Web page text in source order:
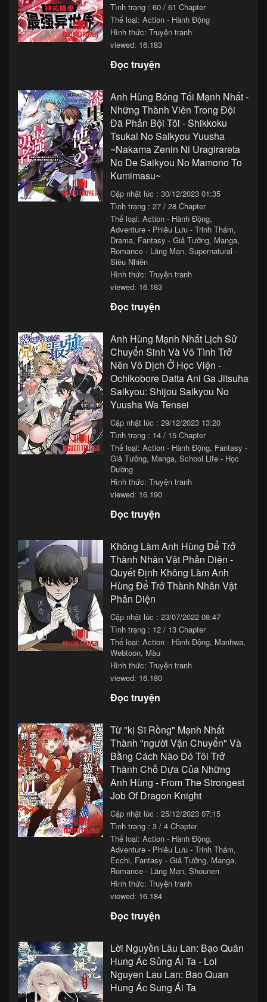
Tình trạng : 60 / 61 Chapter
Thể loại: Action - Hành Động
Hình thức: Truyện tranh
viewed: 16.183
Đọc truyện
Anh Hùng Bóng Tối Mạnh Nhất -
Những Thành Viên Trong Đội
Đã Phản Bội Tôi - Shikkoku
Tsukai No Saikyou Yuusha
~Nakama Zenin Ni Uragirareta
No De Saikyou No Mamono To
Kumimasu~
Cập nhật lúc : 30/12/2023 01:35
Tình trạng : 27 / 28 Chapter
Thể loại: Action - Hành Động,
Adventure - Phiêu Lưu - Trinh Thám,
Drama, Fantasy - Giả Tưởng, Manga,
Romance - Lãng Mạn, Supernatural -
Siêu Nhiên
Hình thức: Truyện tranh
viewed: 16.183
Đọc truyện
Anh Hùng Mạnh Nhất Lịch Sử
Chuyển Sinh Và Vô Tình Trở
Nên Vô Dịch Ở Học Viện -
Ochikobore Datta Ani Ga Jitsuha
Saikyou: Shijou Saikyou No
Yuusha Wa Tensei
Cập nhật lúc : 29/12/2023 13:20
Tình trạng : 14 / 15 Chapter
Thể loại: Action - Hành Động, Fantasy -
Giả Tưởng, Manga, School Life - Học
Đường
Hình thức: Truyện tranh
viewed: 16.190
Đọc truyện
Không Làm Anh Hùng Để Trở
Thành Nhân Vật Phản Diện -
Quyết Định Không Làm Anh
Hùng Để Trở Thành Nhân Vật
Phản Diện
Cập nhật lúc : 23/07/2022 08:47
Tình trạng : 12 / 13 Chapter
Thể loại: Action - Hành Động, Manhwa,
Webtoon, Màu
Hình thức: Truyện tranh
viewed: 16.180
Đọc truyện
Từ "kị Sĩ Rồng" Mạnh Nhất
Thành "người Vận Chuyển" Và
Bằng Cách Nào Đó Tôi Trở
Thành Chỗ Dựa Của Những
Anh Hùng - From The Strongest
Job Of Dragon Knight
Cập nhật lúc : 25/12/2023 07:15
Tình trạng : 3 / 4 Chapter
Thể loại: Action - Hành Động,
Adventure - Phiêu Lưu - Trinh Thám,
Ecchi, Fantasy - Giả Tưởng, Manga,
Romance - Lãng Mạn, Shounen
Hình thức: Truyện tranh
viewed: 16.184
Đọc truyện
Lời Nguyền Lâu Lan: Bạo Quân
Hung Ác Sủng Ái Ta - Loi
Nguyen Lau Lan: Bao Quan
Hung Ác Sung Ái Ta